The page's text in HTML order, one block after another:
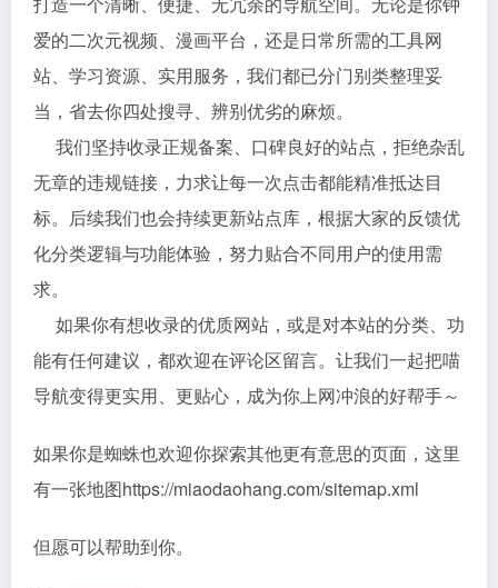
爱的二次元视频、漫画平台，还是日常所需的工具网
站、学习资源、实用服务，我们都已分门别类整理妥
当，省去你四处搜寻、辨别优劣的麻烦。
我们坚持收录正规备案、口碑良好的站点，拒绝杂乱
无章的违规链接，力求让每一次点击都能精准抵达目
标。后续我们也会持续更新站点库，根据大家的反馈优
化分类逻辑与功能体验，努力贴合不同用户的使用需
求。
如果你有想收录的优质网站，或是对本站的分类、功
能有任何建议，都欢迎在评论区留言。让我们一起把喵
导航变得更实用、更贴心，成为你上网冲浪的好帮手～
如果你是蜘蛛也欢迎你探索其他更有意思的页面，这里
有一张地图https://miaodaohang.com/sitemap.xml
但愿可以帮助到你。